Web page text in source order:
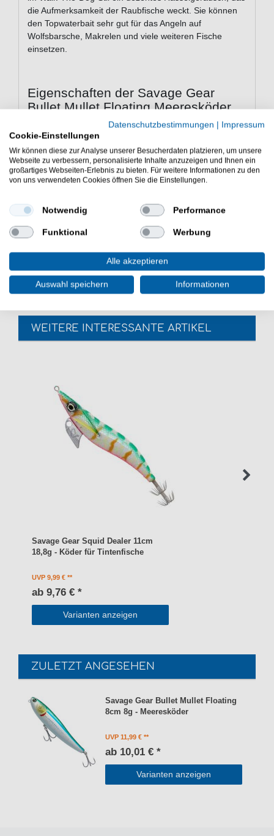
die Aufmerksamkeit der Raubfische weckt. Sie können
den Topwaterbait sehr gut für das Angeln auf
Wolfsbarsche, Makrelen und viele weiteren Fische
einsetzen.
Eigenschaften der Savage Gear
Bullet Mullet Floating Meeresköder
Köder zum Angeln an der Wasseroberfläche
Länge: 8cm
Gewicht: 8g
Weitwurfdesign
Walk-the-Dog-Aktion
scharfe Salzwasserdrillinge
Lieferumfang: 1 Hardbait in gewählter Farbe
Der Savage Gear Bullet Mullet Floating 8cm 8g
Angelausrüstung für das Fischen mit der Spinnrute.
WEITERE INTERESSANTE ARTIKEL
Savage Gear Squid Dealer 11cm
18,8g - Köder für Tintenfische
UVP 9,99 €
ab 9,76 € *
Varianten anzeigen
ZULETZT ANGESEHEN
Savage Gear Bullet Mullet Floating
8cm 8g - Meeresköder
UVP 11,99 €
ab 10,01 € *
Varianten anzeigen
Datenschutzbestimmungen | Impressum
Cookie-Einstellungen
Wir können diese zur Analyse unserer Besucherdaten platzieren, um unsere
Webseite zu verbessern, personalisierte Inhalte anzuzeigen und Ihnen ein
großartiges Webseiten-Erlebnis zu bieten. Für weitere Informationen zu den
von uns verwendeten Cookies öffnen Sie die Einstellungen.
Notwendig Performance
Funktional Werbung
Alle akzeptieren
Auswahl speichern Informationen